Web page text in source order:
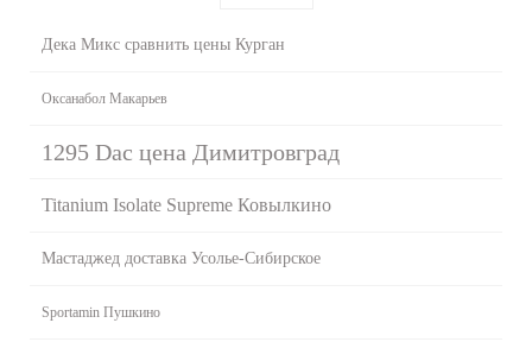
Дека Микс сравнить цены Курган
Оксанабол Макарьев
1295 Dac цена Димитровград
Titanium Isolate Supreme Ковылкино
Мастаджед доставка Усолье-Сибирское
Sportamin Пушкино